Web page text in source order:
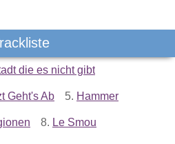
die es nicht gibt
Geht's Ab 5. Hammer
8. Le Smou